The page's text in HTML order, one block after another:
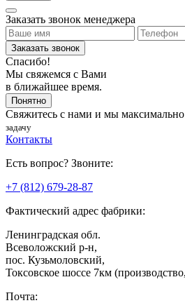
Заказать звонок менеджера
Заказать звонок
Спасибо!
Мы свяжемся с Вами
в ближайшее время.
Понятно
Свяжитесь с нами и мы
задачу
Контакты
Есть вопрос? Звоните:
+7 (812) 679-28-87
Фактический адрес фабрики:
Ленинградская обл.
Всеволожский р-н,
пос. Кузьмоловский,
Токсовское шоссе 7км
Почта: